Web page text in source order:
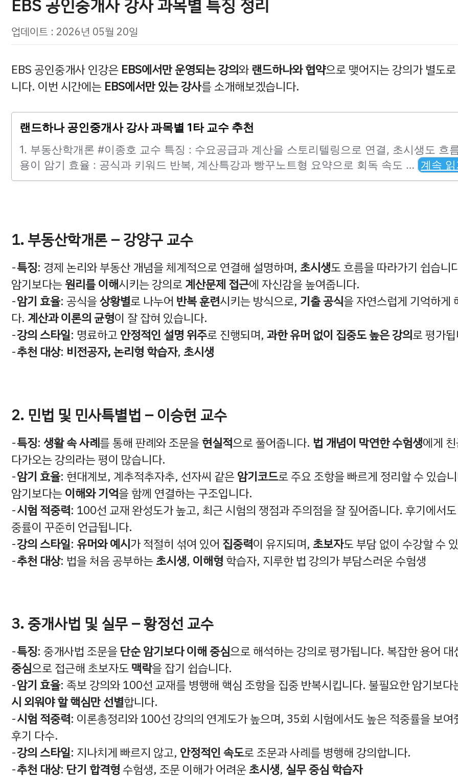
EBS 공인중개사 강사 과목별 특징 정리
업데이트 : 2026년 05월 20일
EBS 공인중개사 인강은 EBS에서만 운영되는 강의와랜드하나와 협약으로 맺어지는 강의가 별도
니다. 이번 시간에는 EBS에서만 있는 강사를 소개해보겠습니다.
1. 부동산학개론 – 강양구 교수
특징: 경제 논리와 부동산 개념을 체계적으로 연결해 설명하며, 초시생도 흐름을 따라가기 쉽습니
암기보다는원리를 이해시키는 강의로계산문제 접근에 자신감을 높여줍니다.
암기 효율: 공식을상황별로 나누어 반복 훈련시키는 방식으로, 기출 공식을 자연스럽게 기억하게
다. 계산과 이론의 균형이 잘 잡혀 있습니다.
강의 스타일: 명료하고안정적인 설명 위주로 진행되며, 과한 유머 없이 집중도 높은 강의로 평가
추천 대상: 비전공자, 논리형 학습자, 초시생
2. 민법 및 민사특별법 – 이승현 교수
특징: 생활 속 사례를 통해 판례와 조문을현실적으로 풀어줍니다. 법 개념이 막연한 수험생에게
다가오는 강의라는 평이 많습니다.
암기 효율: 현대계보, 계추적추자추, 선자씨 같은암기코드로 주요 조항을 빠르게 정리할 수 있습
암기보다는이해와 기억을 함께 연결하는 구조입니다.
시험 적중력: 100선 교재 완성도가 높고, 최근 시험의 쟁점과 주의점을 잘 짚어줍니다. 후기에서
중률이 꾸준히 언급됩니다.
강의 스타일: 유머와 예시가 적절히 섞여 있어 집중력이 유지되며, 초보자도 부담 없이 수강할 수
추천 대상: 법을 처음 공부하는초시생, 이해형학습자, 지루한 법 강의가 부담스러운 수험생
3. 중개사법 및 실무 – 황정선 교수
특징: 중개사법 조문을단순 암기보다 이해 중심으로 해석하는 강의로 평가됩니다. 복잡한 용어 대
중심으로 접근해 초보자도맥락을 잡기 쉽습니다.
암기 효율: 족보 강의와 100선 교재를 병행해 핵심 조항을 집중 반복시킵니다. 불필요한 암기보다
시 외워야 할 핵심만 선별합니다.
시험 적중력: 이론총정리와 100선 강의의 연계도가 높으며, 35회 시험에서도 높은 적중률을 보여
후기 다수.
강의 스타일: 지나치게 빠르지 않고, 안정적인 속도로 조문과 사례를 병행해 강의합니다.
추천 대상: 단기 합격형수험생, 조문 이해가 어려운초시생, 실무 중심 학습자